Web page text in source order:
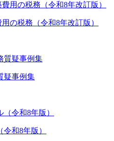
の税務（令和8年改訂版）
疑事例集
和8年版）